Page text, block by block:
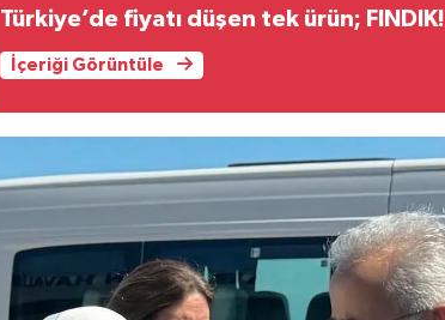
Türkiye’de fiyatı düşen tek ürün; FINDIK!
İçeriği Görüntüle